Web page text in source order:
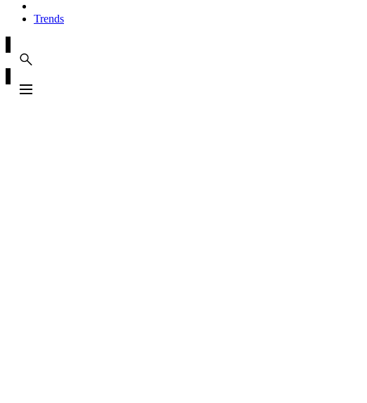
Trends